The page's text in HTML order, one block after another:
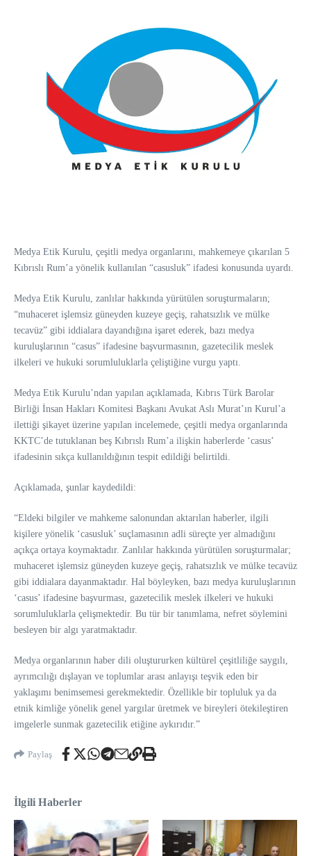
Medya Etik Kurulu, çeşitli medya organlarını, mahkemeye çıkarılan 5
Kıbrıslı Rum’a yönelik kullanılan “casusluk” ifadesi konusunda uyardı.
Medya Etik Kurulu, zanlılar hakkında yürütülen soruşturmaların;
“muhaceret işlemsiz güneyden kuzeye geçiş, rahatsızlık ve mülke
tecavüz” gibi iddialara dayandığına işaret ederek, bazı medya
kuruluşlarının “casus” ifadesine başvurmasının, gazetecilik meslek
ilkeleri ve hukuki sorumluluklarla çeliştiğine vurgu yaptı.
Medya Etik Kurulu’ndan yapılan açıklamada, Kıbrıs Türk Barolar
Birliği İnsan Hakları Komitesi Başkanı Avukat Aslı Murat’ın Kurul’a
ilettiği şikayet üzerine yapılan incelemede, çeşitli medya organlarında
KKTC’de tutuklanan beş Kıbrıslı Rum’a ilişkin haberlerde ‘casus’
ifadesinin sıkça kullanıldığının tespit edildiği belirtildi.
Açıklamada, şunlar kaydedildi:
“Eldeki bilgiler ve mahkeme salonundan aktarılan haberler, ilgili
kişilere yönelik ‘casusluk’ suçlamasının adli süreçte yer almadığını
açıkça ortaya koymaktadır. Zanlılar hakkında yürütülen soruşturmalar;
muhaceret işlemsiz güneyden kuzeye geçiş, rahatsızlık ve mülke tecavüz
gibi iddialara dayanmaktadır. Hal böyleyken, bazı medya kuruluşlarının
‘casus’ ifadesine başvurması, gazetecilik meslek ilkeleri ve hukuki
sorumluluklarla çelişmektedir. Bu tür bir tanımlama, nefret söylemini
besleyen bir algı yaratmaktadır.
Medya organlarının haber dili oluştururken kültürel çeşitliliğe saygılı,
ayrımcılığı dışlayan ve toplumlar arası anlayışı teşvik eden bir
yaklaşımı benimsemesi gerekmektedir. Özellikle bir topluluk ya da
etnik kimliğe yönelik genel yargılar üretmek ve bireyleri ötekileştiren
imgelerle sunmak gazetecilik etiğine aykırıdır.”
Paylaş
İlgili Haberler